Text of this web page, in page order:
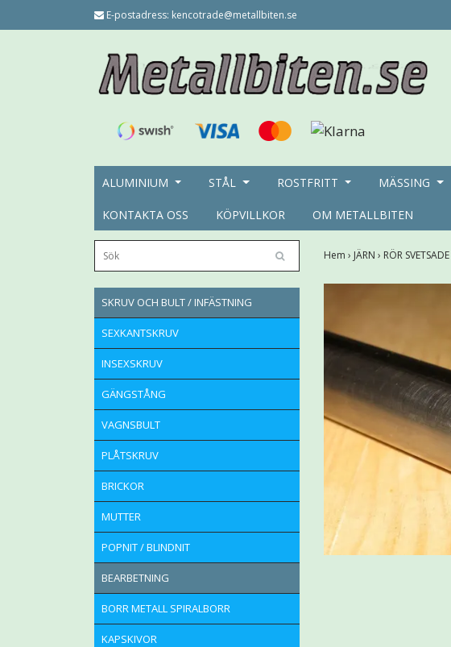
E-postadress: kencotrade@metallbiten.se
ALUMINIUM STÅL ROSTFRITT MÄSSING
KONTAKTA OSS KÖPVILLKOR OM METALLBITEN
SKRUV OCH BULT / INFÄSTNING
SEXKANTSKRUV
INSEXSKRUV
GÄNGSTÅNG
VAGNSBULT
PLÅTSKRUV
BRICKOR
MUTTER
POPNIT / BLINDNIT
BEARBETNING
BORR METALL SPIRALBORR
KAPSKIVOR
Hem › JÄRN › RÖR SVETSADE